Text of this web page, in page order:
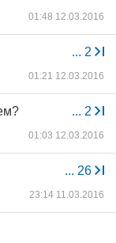
01:48 12.03.2016
... 2
01:21 12.03.2016
... 2
01:03 12.03.2016
... 26
23:14 11.03.2016